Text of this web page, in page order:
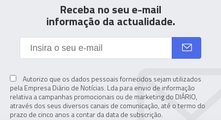
Receba no seu e-mail
informação da actualidade.
Autorizo que os dados pessoais fornecidos sejam utilizados
pela Empresa Diário de Notícias. Lda para envio de informação
relativa a campanhas promocionais ou de marketing do DIÁRIO,
através dos seus diversos canais de comunicação, até o termo do
prazo de cinco anos a contar da data de subscrição.